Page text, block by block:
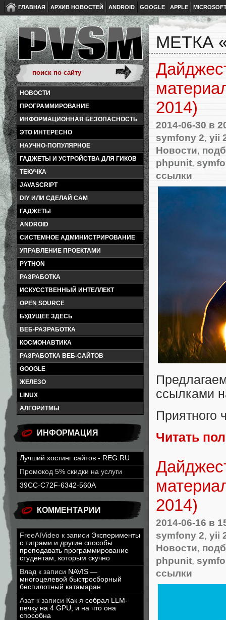
ГЛАВНАЯ АРХИВ НОВОСТЕЙ ANDROID GOOGLE APPLE
НОВОСТИ
ПРОГРАММИРОВАНИЕ
ИНФОРМАЦИОННАЯ БЕЗОПАСНОСТЬ
ЭТО ИНТЕРЕСНО
НАУЧНО-ПОПУЛЯРНОЕ
ГАДЖЕТЫ И УСТРОЙСТВА ДЛЯ ГИКОВ
ТЕКУЧКА
JAVASCRIPT
DIY ИЛИ СДЕЛАЙ САМ
ГАДЖЕТЫ
ANDROID
СИСТЕМНОЕ АДМИНИСТРИРОВАНИЕ
УПРАВЛЕНИЕ ПРОЕКТАМИ
PYTHON
РАЗРАБОТКА
ИСКУССТВЕННЫЙ ИНТЕЛЛЕКТ
OPEN SOURCE
БУДУЩЕЕ ЗДЕСЬ
ВЕБ-РАЗРАБОТКА
КОСМОНАВТИКА
РАЗРАБОТКА ВЕБ-САЙТОВ
GOOGLE
ЖЕЛЕЗО
LINUX
АЛГОРИТМЫ
ИНФОРМАЦИЯ
Лучший хостинг сайтов - REG.RU
Промокод 5% скидки на услуги
39CC-C72F-6342-560A
КОММЕНТАРИИ
FreeAIVideo к записи Эксперименты
с тиграми и другие способы
преподавать программирование
студентам, которым скучно
Влад к записи NAVIS —
многоцелевой быстросборный
беспилотный катамаран
Азатк записи Как я собрал LLM-
печку на 4 GPU, и на что она
способна
МЕТКА
2014)
2014-06-30 в
symfony 2, yii
Новости,
phpunit,
ссылки
ссылками
Приятного
Читать
2014)
2014-06-16 в
symfony 2, yii
Новости,
phpunit,
ссылки